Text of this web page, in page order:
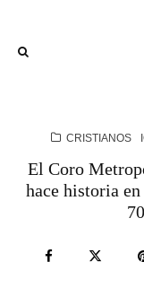
CRISTIANOS
El Coro
hace historia